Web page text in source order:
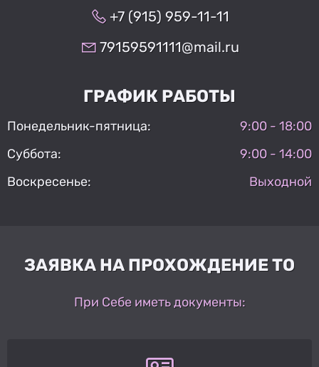
+7 (915) 959-11-11
79159591111@mail.ru
ГРАФИК РАБОТЫ
Понедельник-пятница:
9:00 - 18:00
Суббота:
9:00 - 14:00
Воскресенье:
Выходной
ЗАЯВКА НА ПРОХОЖДЕНИЕ ТО
При Себе иметь документы: